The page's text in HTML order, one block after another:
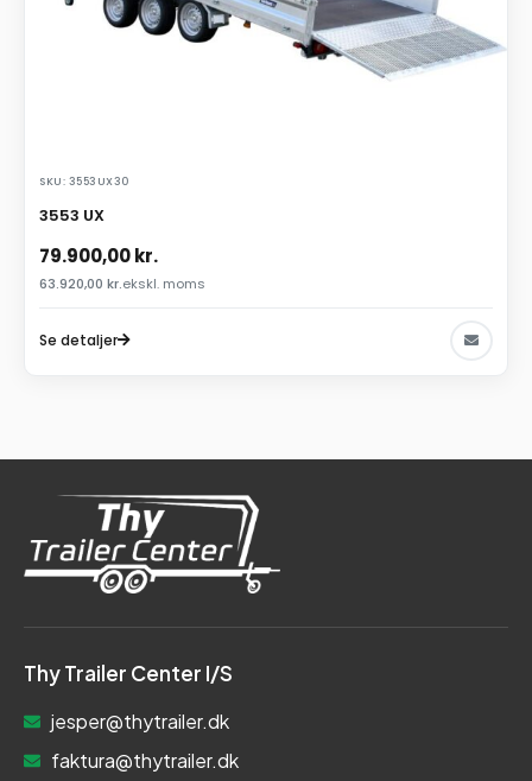
SKU: 3553UX30
3553 UX
79.900,00kr.
63.920,00 kr.ekskl. moms
Se detaljer
Thy Trailer Center I/S
jesper@thytrailer.dk
faktura@thytrailer.dk